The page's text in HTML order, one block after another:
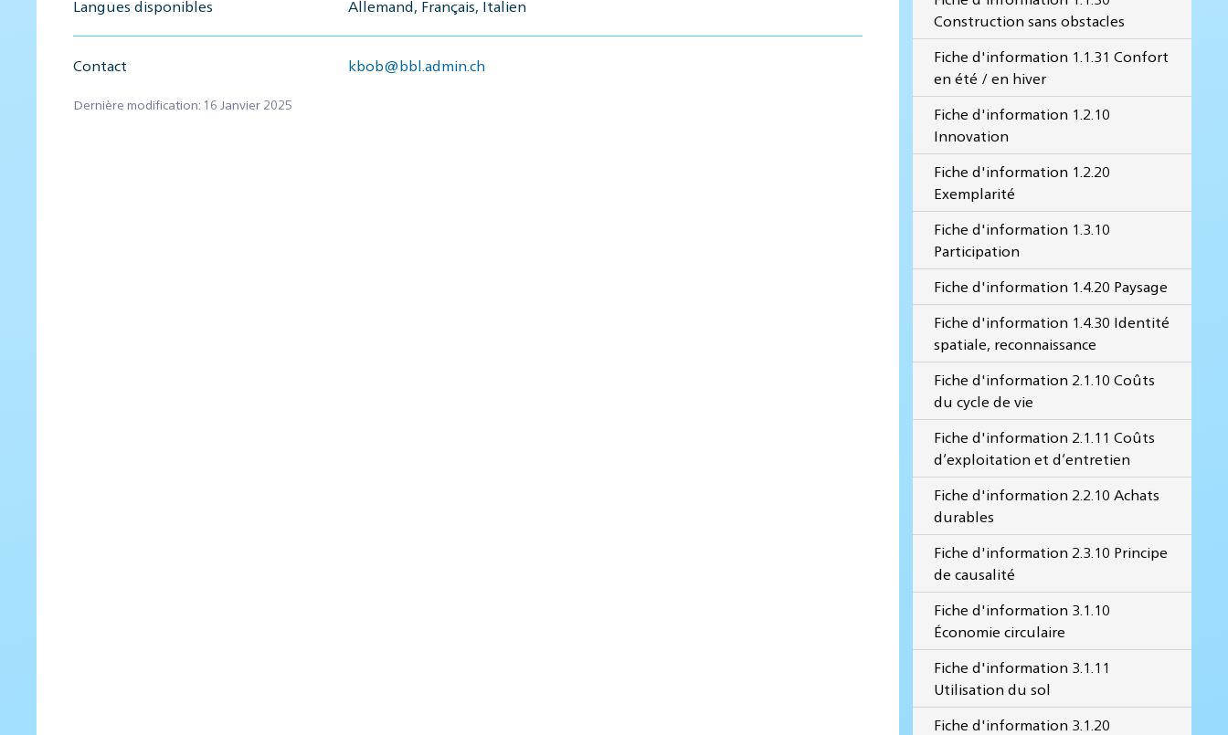
Langues disponibles Allemand, Français, Italien
Contact kbob@bbl.admin.ch
Dernière modification: 16 Janvier 2025
Construction sans obstacles
Fiche d'information 1.1.31 Confort
en été / en hiver
Fiche d'information 1.2.10
Innovation
Fiche d'information 1.2.20
Exemplarité
Fiche d'information 1.3.10
Participation
Fiche d'information 1.4.20 Paysage
Fiche d'information 1.4.30 Identité
spatiale, reconnaissance
Fiche d'information 2.1.10 Coûts
du cycle de vie
Fiche d'information 2.1.11 Coûts
d’exploitation et d’entretien
Fiche d'information 2.2.10 Achats
durables
Fiche d'information 2.3.10 Principe
de causalité
Fiche d'information 3.1.10
Économie circulaire
Fiche d'information 3.1.11
Utilisation du sol
Fiche d'information 3.1.20